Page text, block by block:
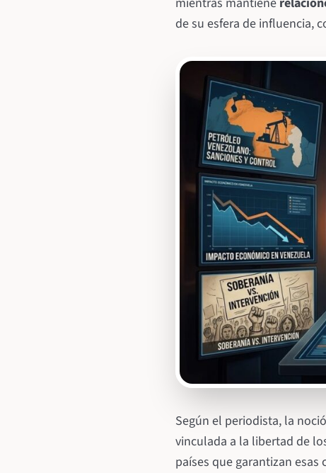
de su esfera de influencia,
Según el periodista, la
vinculada a la libertad de
países que garantizan